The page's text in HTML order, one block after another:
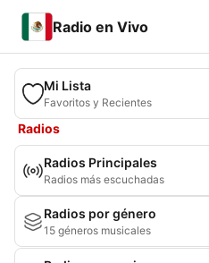
Radio en Vivo
Mi Lista
Favoritos y Recientes
Radios
Radios Principales
Radios más escuchadas
Radios por género
15 géneros musicales